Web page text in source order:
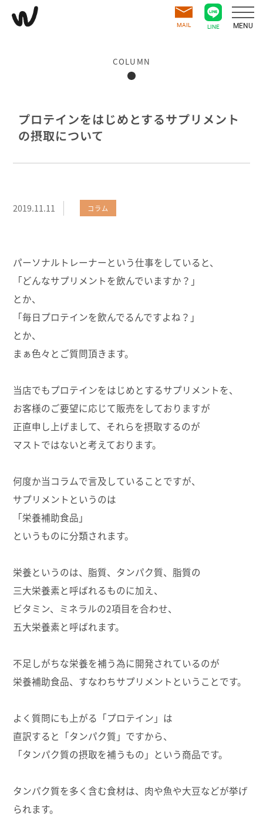
MAIL LINE MENU
プロテインをはじめとするサプリメント
の摂取について
COLUMN
2019.11.11 コラム
パーソナルトレーナーという仕事をしていると、
「どんなサプリメントを飲んでいますか？」
とか、
「毎日プロテインを飲んでるんですよね？」
とか、
まぁ色々とご質問頂きます。
当店でもプロテインをはじめとするサプリメントを、
お客様のご要望に応じて販売をしておりますが
正直申し上げまして、それらを摂取するのが
マストではないと考えております。
何度か当コラムで言及していることですが、
サプリメントというのは
「栄養補助食品」
というものに分類されます。
栄養というのは、脂質、タンパク質、脂質の
三大栄養素と呼ばれるものに加え、
ビタミン、ミネラルの2項目を合わせ、
五大栄養素と呼ばれます。
不足しがちな栄養を補う為に開発されているのが
栄養補助食品、すなわちサプリメントということです。
よく質問にも上がる「プロテイン」は
直訳すると「タンパク質」ですから、
「タンパク質の摂取を補うもの」という商品です。
タンパク質を多く含む食材は、肉や魚や大豆などが挙げ
られます。